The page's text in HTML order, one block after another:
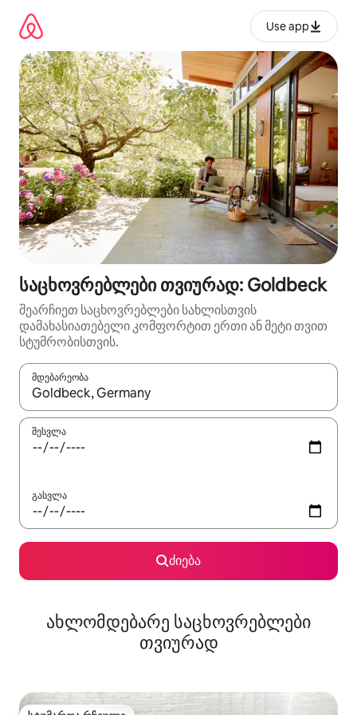
გადასვლა
Use app
საცხოვრებლები თვიურად: Goldbeck
შეარჩიეთ საცხოვრებლები სახლისთვის
დამახასიათებელი კომფორტით ერთი ან მეტი თვით
სტუმრობისთვის.
მდებარეობა
როცა შედეგები ხელმისაწვდომი გახდება, ნავიგაციისთვის
შესვლა
გასვლა
ძიება
ახლომდებარე საცხოვრებლები
თვიურად